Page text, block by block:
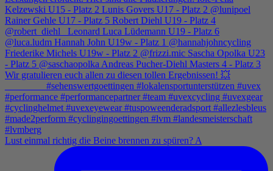
Lust einmal richtig die Beine brennen zu spüren? A